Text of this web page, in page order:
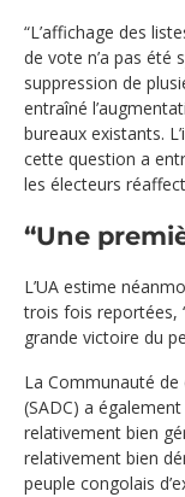
“L’affichage des
de vote n’a pas été
suppression de
entraîné
bureaux existants.
cette question a
les électeurs
“Une
L’UA estime
trois fois reportées,
grande victoire du
La Communauté de
(SADC) a
relativement bien
relativement bien
peuple congolais